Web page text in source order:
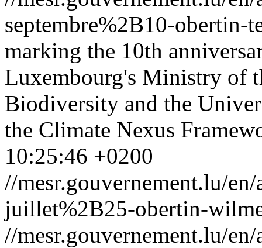
septembre%2B10-obertin-
marking the 10th
Luxembourg's Ministry of
Biodiversity and the
the Climate Nexus
10:25:46 +0200
//mesr.gouvernement.lu/
juillet%2B25-obertin-
//mesr.gouvernement.lu/